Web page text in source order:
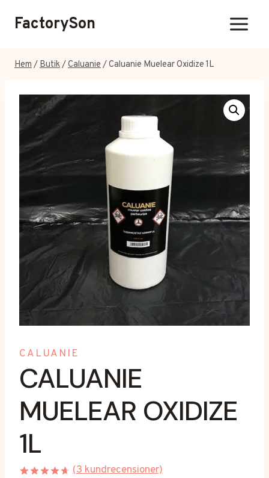
FactorySon
Hem/Butik/Caluanie/Caluanie Muelear Oxidize 1L
CALUANIE
CALUANIE
MUELEAR OXIDIZE
1L
(3kundrecensioner)